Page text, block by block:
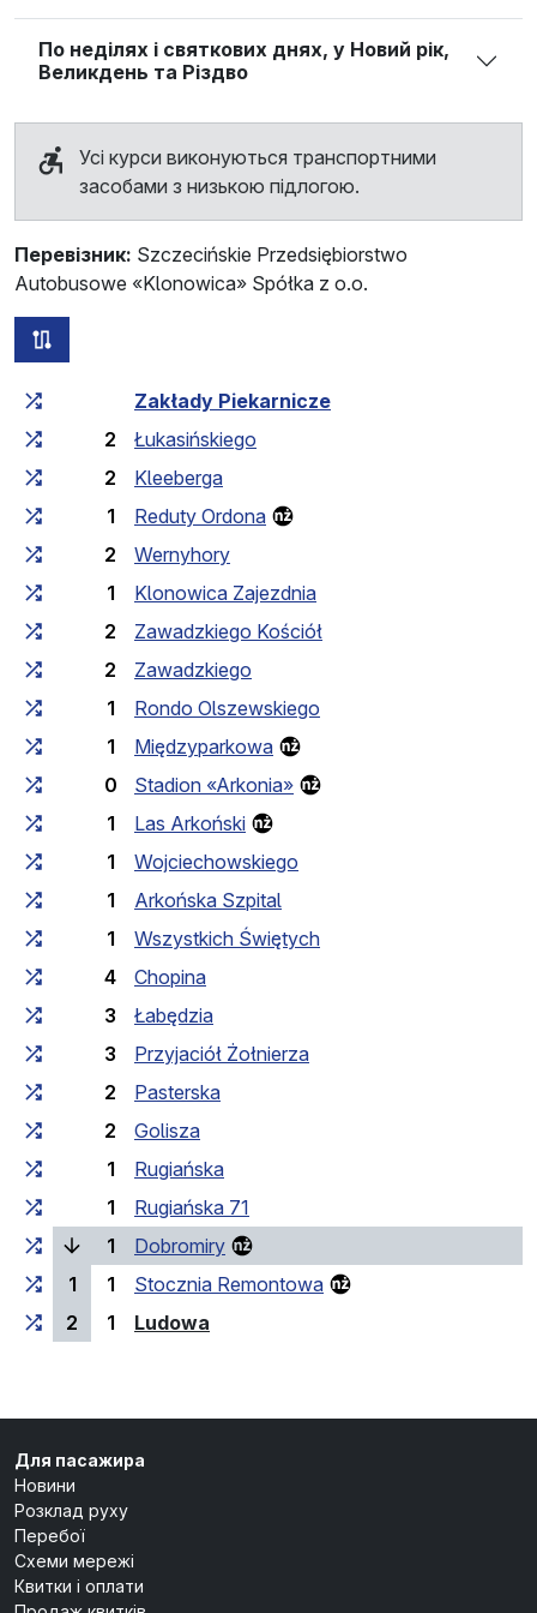
По неділях і святкових днях, у Новий рік,
Великдень та Різдво
Усі курси виконуються транспортними
засобами з низькою підлогою.
Перевізник: Szczecińskie Przedsiębiorstwo
Autobusowe «Klonowica» Spółka z o.o.
Загальний час у дорозі Час у дорозі між
Zakłady Piekarnicze
2
Łukasińskiego
2
Kleeberga
1
Reduty Ordona
2
Wernyhory
1
Klonowica Zajezdnia
2
Zawadzkiego Kościół
2
Zawadzkiego
1
Rondo Olszewskiego
1
Międzyparkowa
0
Stadion «Arkonia»
1
Las Arkoński
1
Wojciechowskiego
1
Arkońska Szpital
1
Wszystkich Świętych
4
Chopina
3
Łabędzia
3
Przyjaciół Żołnierza
2
Pasterska
2
Golisza
1
Rugiańska
1
Rugiańska 71
1
Dobromiry
1
1
Stocznia Remontowa
2
1 Ludowa
Для пасажира
Новини
Розклад руху
Перебої
Схеми мережі
Квитки і оплати